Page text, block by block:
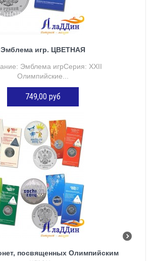
Эмблема игр. ЦВЕТНАЯ
Эмблема игрСерия: XXII
Олимпийские...
749,00 руб
посвященных Олимпийским